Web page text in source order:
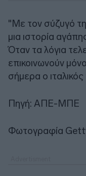
"Με τον σύζυγό
μια ιστορία
Όταν τα λόγια
επικοινωνούν
σήμερα ο
Πηγή: ΑΠΕ-ΜΠΕ
Φωτογραφία